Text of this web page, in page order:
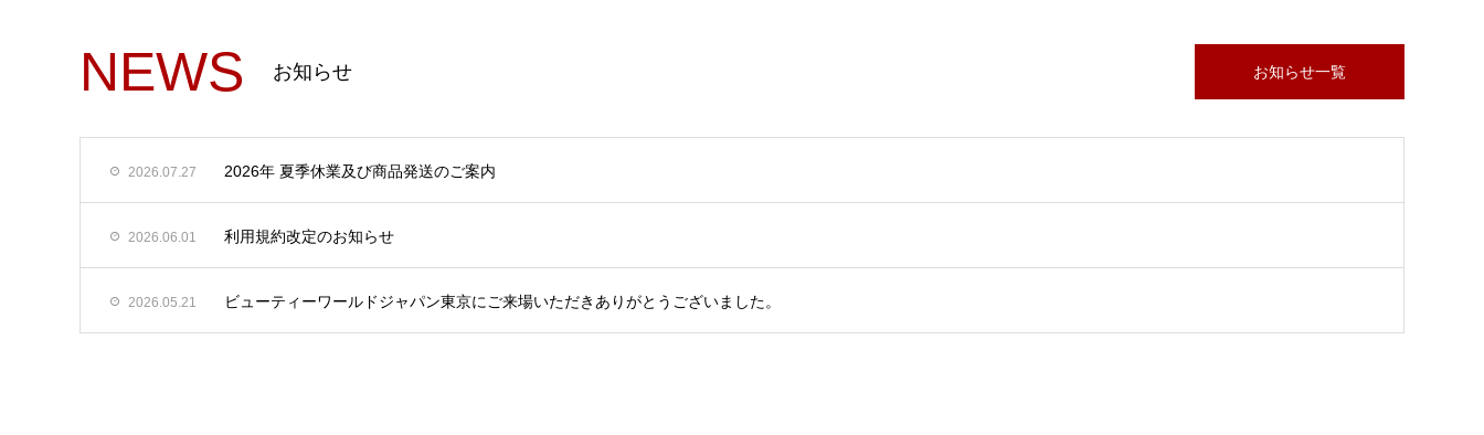
NEWS お知らせ
2026.07.27 2026年 夏季休業及び商品発送のご案内
2026.06.01 利用規約改定のお知らせ
2026.05.21 ビューティーワールドジャパン東京にご来場いただきありがとうございました。
お知らせ一覧